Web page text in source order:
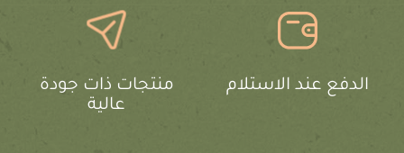
منتجات ذات جودة
عالية
الدفع عند الاستلام